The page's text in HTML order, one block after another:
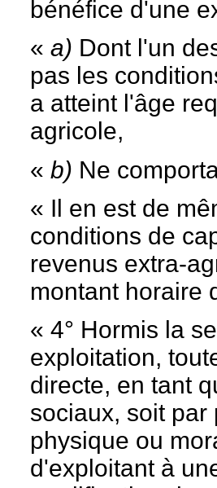
bénéfice d'une
« a) Dont l'un
pas les
a atteint l'âge
agricole,
« b) Ne
« Il en est de
conditions de
revenus extra-
montant horaire
« 4° Hormis la
exploitation,
directe, en tant
sociaux, soit
physique ou
d'exploitant à